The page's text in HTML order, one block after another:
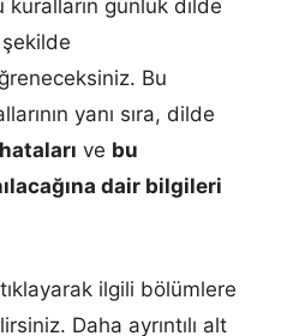
kuralların günlük dilde
Bu
yanı sıra, dilde
ve bu
dair bilgileri
ilgili bölümlere
Daha ayrıntılı alt